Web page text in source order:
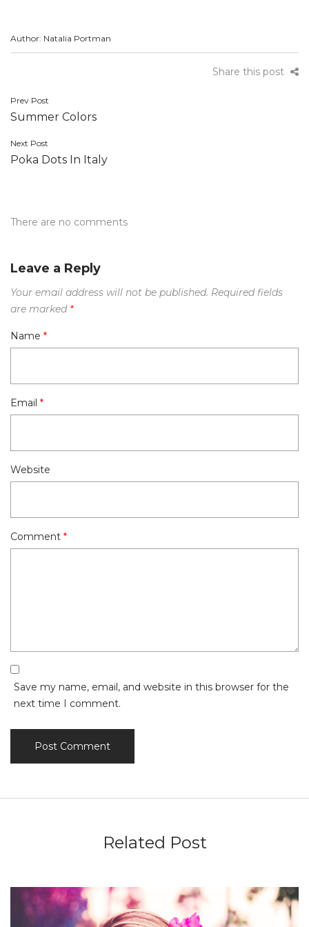
Author: Natalia Portman
Share this post
Post
navigation
Prev Post
Summer Colors
Next Post
Poka Dots In Italy
There are no comments
Leave a Reply
Your email address will not be published. Required fields
are marked *
Name *
Email *
Website
Comment *
Save my name, email, and website in this browser for the
next time I comment.
Related Post